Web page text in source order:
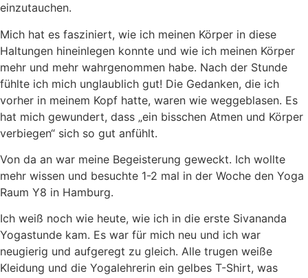
einzutauchen.
Mich hat es fasziniert, wie ich meinen Körper in diese
Haltungen hineinlegen konnte und wie ich meinen Körper
mehr und mehr wahrgenommen habe. Nach der Stunde
fühlte ich mich unglaublich gut! Die Gedanken, die ich
vorher in meinem Kopf hatte, waren wie weggeblasen. Es
hat mich gewundert, dass „ein bisschen Atmen und Körper
verbiegen“ sich so gut anfühlt.
Von da an war meine Begeisterung geweckt. Ich wollte
mehr wissen und besuchte 1-2 mal in der Woche den Yoga
Raum Y8 in Hamburg.
Ich weiß noch wie heute, wie ich in die erste Sivananda
Yogastunde kam. Es war für mich neu und ich war
neugierig und aufgeregt zu gleich. Alle trugen weiße
Kleidung und die Yogalehrerin ein gelbes T-Shirt, was